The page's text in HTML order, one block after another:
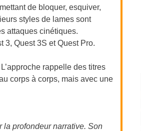
de bloquer, esquiver,
styles de lames sont
attaques cinétiques.
3, Quest 3S et Quest Pro.
rappelle des titres
corps à corps, mais avec une
la profondeur narrative. Son